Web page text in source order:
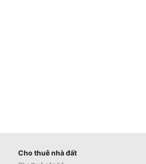
Cho thuê nhà đất